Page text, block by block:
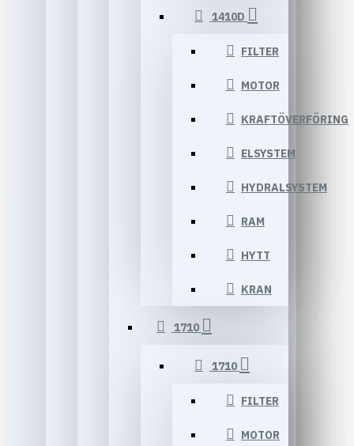
1410D
FILTER
MOTOR
KRAFTÖVERFÖRING
ELSYSTEM
HYDRALSYSTEM
RAM
HYTT
KRAN
1710
1710
FILTER
MOTOR